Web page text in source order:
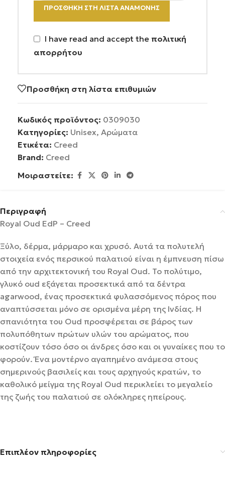
ΠΡΟΣΘΉΚΗ ΣΤΗ ΛΊΣΤΑ ΑΝΑΜΟΝΉΣ
I have read and accept the πολιτική
απορρήτου
Προσθήκη στη λίστα επιθυμιών
Κωδικός προϊόντος: 0309030
Κατηγορίες: Unisex, Αρώματα
Ετικέτα: Creed
Brand: Creed
Μοιραστείτε:
Περιγραφή
Royal Oud EdP – Creed
Ξύλο, δέρμα, μάρμαρο και χρυσό. Αυτά τα πολυτελή
στοιχεία ενός περσικού παλατιού είναι η έμπνευση πίσω
από την αρχιτεκτονική του Royal Oud. Το πολύτιμο,
γλυκό oud εξάγεται προσεκτικά από τα δέντρα
agarwood, ένας προσεκτικά φυλασσόμενος πόρος που
αναπτύσσεται μόνο σε ορισμένα μέρη της Ινδίας. Η
σπανιότητα του Oud προσφέρεται σε βάρος των
πολυπόθητων πρώτων υλών του αρώματος, που
κοστίζουν τόσο όσο οι άνδρες όσο και οι γυναίκες που το
φορούν. Ένα μοντέρνο αγαπημένο ανάμεσα στους
σημερινούς βασιλείς και τους αρχηγούς κρατών, το
καθολικό μείγμα της Royal Oud περικλείει το μεγαλείο
της ζωής του παλατιού σε ολόκληρες ηπείρους.
Επιπλέον πληροφορίες